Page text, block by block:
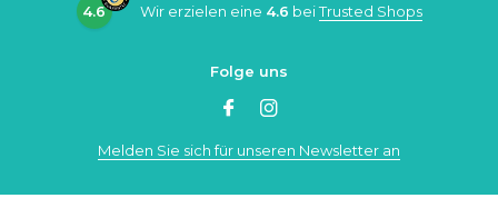
4.6 Wir erzielen eine 4.6 beiTrusted Shops
Folge uns
Melden Sie sich für unseren Newsletter an